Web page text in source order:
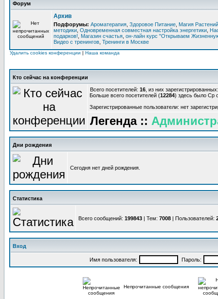
Форум
Архив
Подфорумы: Ароматерапия Здоровое Питание Магия Растений
методики Одновременная совместная настройка энергетики
подарков!
Магазин счастья он-лайн курс "Открываем
Видео с тренингов Тренинги в Москве
Удалить cookies конференции | Наша команда
Кто сейчас на конференции
Всего посетителей: 16 , из них
Больше всего посетителей (12284) здесь было Ср
Зарегистрированные пользователи: нет
Легенда ::
Дни рождения
Сегодня нет дней рождения.
Статистика
Всего сообщений: 199843 | Тем: 7008 | Пользователей:
Вход
Имя пользователя: Пароль:
Непрочитанные сообщения